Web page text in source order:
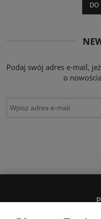
Podaj swój adres e-mail,
o